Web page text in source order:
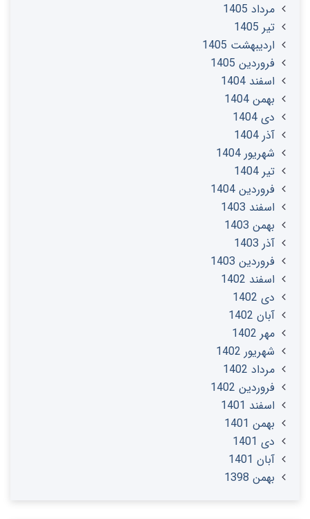
مرداد 1405
تير 1405
ارديبهشت 1405
فروردین 1405
اسفند 1404
بهمن 1404
دی 1404
آذر 1404
شهریور 1404
تير 1404
فروردین 1404
اسفند 1403
بهمن 1403
آذر 1403
فروردین 1403
اسفند 1402
دی 1402
آبان 1402
مهر 1402
شهریور 1402
مرداد 1402
فروردین 1402
اسفند 1401
بهمن 1401
دی 1401
آبان 1401
بهمن 1398